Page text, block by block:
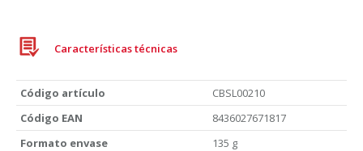
Características técnicas
Código artículo
CBSL00210
Código EAN
8436027671817
Formato envase
135 g